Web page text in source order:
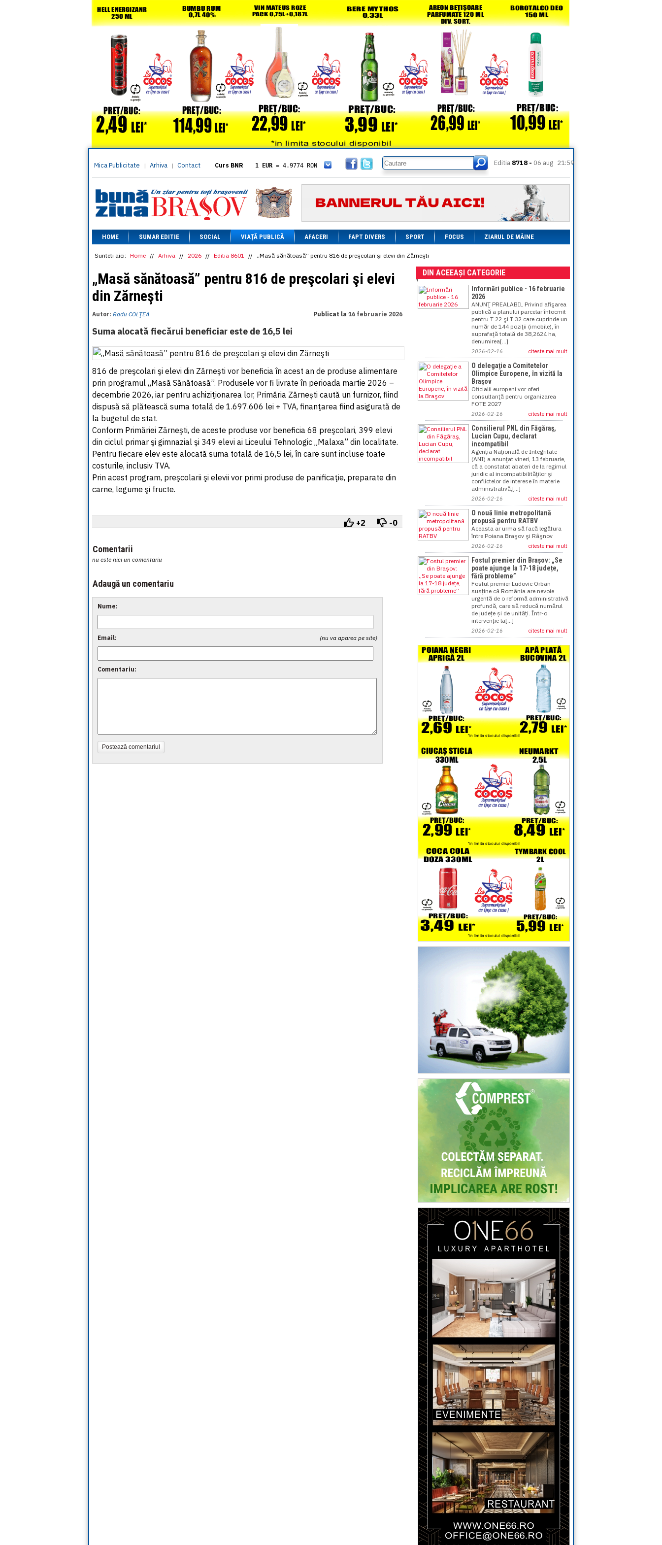
Mica Publicitate | Arhiva | Contact Curs BNR 1 EUR = 4.9774 RON
= 5.8304 RON
1 XAU= 464.4611 RON
1 AED= 1.1933 RON
1 AUD= 2.7957 RON
1 BGN= 2.5449 RON
1 CAD= 3.1559 RON
1 CHF= 5.2813 RON
1 CNY= 0.6015 RON
1 DKK
= 0.6668 RON
1 EGP = 0.0860 RON
= 0.3047 RON
1 MXN= 0.2227 RON
1 NZD= 2.6097 RON
1 PLN= 1.1646 RON
1 RSD= 0.0425 RON
1 RUB= 0.0530 RON
1 SEK= 0.4526 RON
1 TRY= 0.1141 RON
1 UAH= 0.1048 RON
Editia 8718 - 06 aug 21:59
HOME SUMAR EDITIE SOCIAL VIAȚĂ PUBLICĂ AFACERI FAPT DIVERS SPORT FOCUS ZIARUL DE MÂINE
Sunteti aici: Home // Arhiva // 2026 // Editia 8601 // „Masă sănătoasă” pentru 816 de preşcolari şi elevi din Zărneşti
„Masă sănătoasă” pentru 816 de preşcolari şi elevi
din Zărneşti
Autor: Radu COLŢEA Publicat la 16 februarie 2026
Suma alocată fiecărui beneficiar este de 16,5 lei
816 de preşcolari şi elevi din Zărneşti vor beneficia în acest an de produse alimentare
prin programul „Masă Sănătoasă”. Produsele vor fi livrate în perioada martie 2026 –
decembrie 2026, iar pentru achiziţionarea lor, Primăria Zărnești caută un furnizor, fiind
dispusă să plătească suma totală de 1.697.606 lei + TVA, finanţarea fiind asigurată de
la bugetul de stat.
Conform Primăriei Zărneşti, de aceste produse vor beneficia 68 preşcolari, 399 elevi
din ciclul primar şi gimnazial şi 349 elevi ai Liceului Tehnologic „Malaxa” din localitate.
Pentru fiecare elev este alocată suma totală de 16,5 lei, în care sunt incluse toate
costurile, inclusiv TVA.
Prin acest program, preşcolarii şi elevii vor primi produse de panificaţie, preparate din
carne, legume şi fructe.
+2 -0
Comentarii
nu este nici un comentariu
Adaugă un comentariu
Nume:
(nu va aparea pe site)
Email:
Comentariu:
Postează comentariul
DIN ACEEAȘI CATEGORIE
Informări publice - 16 februarie
2026
ANUNŢ PREALABIL Privind afişarea
publică a planului parcelar întocmit
pentru T 22 şi T 32 care cuprinde un
număr de 144 poziţii (imobile), în
suprafaţă totală de 38,2624 ha,
denumirea[...]
2026-02-16 citeste mai mult
O delegaţie a Comitetelor
Olimpice Europene, în vizită la
Braşov
Oficialii europeni vor oferi
consultanţă pentru organizarea
FOTE 2027
2026-02-16 citeste mai mult
Consilierul PNL din Făgăraş,
Lucian Cupu, declarat
incompatibil
Agenţia Naţională de Integritate
(ANI) a anunţat vineri, 13 februarie,
că a constatat abateri de la regimul
juridic al incompatibilităţilor şi
conflictelor de interese în materie
administrativă,[...]
2026-02-16 citeste mai mult
O nouă linie metropolitană
propusă pentru RATBV
Aceasta ar urma să facă legătura
între Poiana Braşov şi Râşnov
2026-02-16 citeste mai mult
Fostul premier din Brașov: „Se
poate ajunge la 17-18 județe,
fără probleme”
Fostul premier Ludovic Orban
susține că România are nevoie
urgentă de o reformă administrativă
profundă, care să reducă numărul
de județe și de unități. Într-o
intervenție la[...]
2026-02-16 citeste mai mult